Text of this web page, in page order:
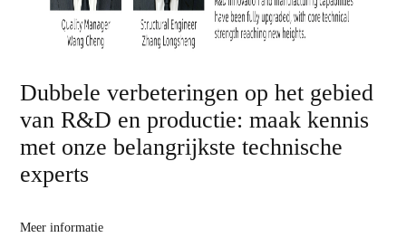
Dubbele verbeteringen op het gebied
van R&D en productie: maak kennis
met onze belangrijkste technische
experts
Meer informatie